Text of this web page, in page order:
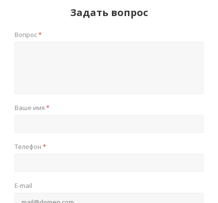
Задать вопрос
Вопрос*
Ваше имя *
Телефон *
E-mail